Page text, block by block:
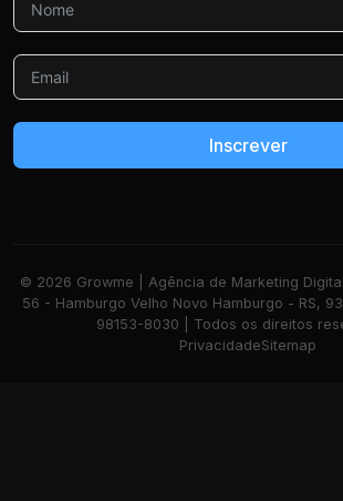
Inscrever
© 2026 Growme | Agência de Marketing
56 - Hamburgo Velho Novo Hamburgo - RS,
98153-8030 | Todos os direitos
PrivacidadeSitemap